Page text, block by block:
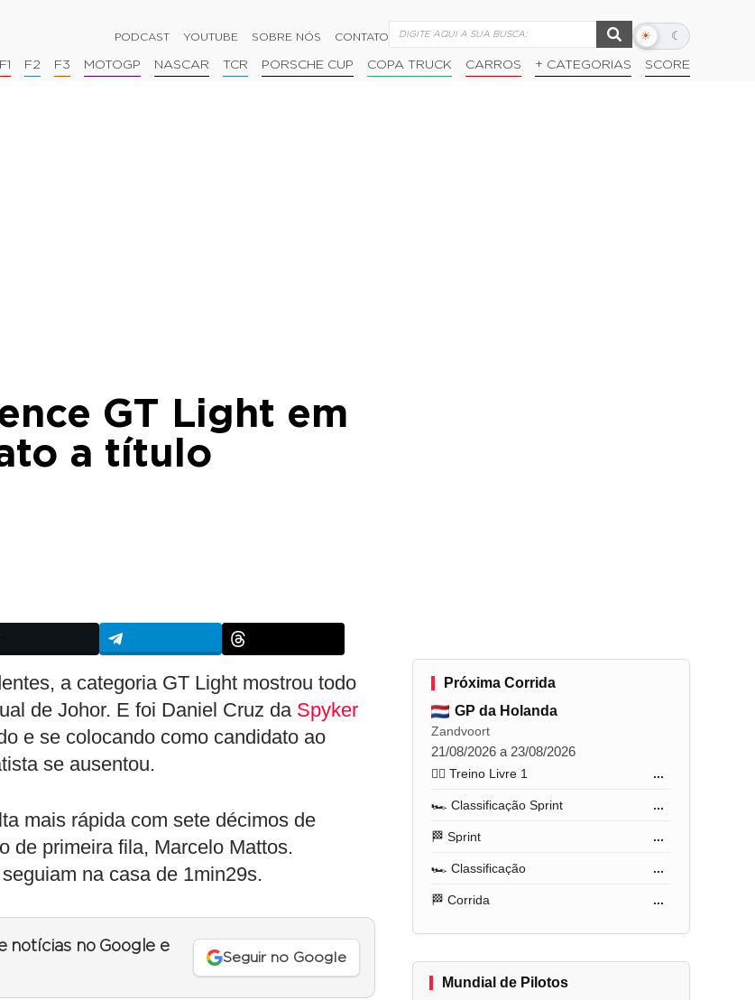
PODCAST YOUTUBE SOBRE NÓS CONTATO ☀ ☾
Alternar
escuro
F1 F2 F3 MOTOGP NASCAR TCR PORSCHE CUP COPA TRUCK CARROS + CATEGORIAS SCORE
GT Light em
a título
a categoria GT Light mostrou todo
de Johor. E foi Daniel Cruz da Spyker
e se colocando como candidato ao
se ausentou.
mais rápida com sete décimos de
de primeira fila, Marcelo Mattos.
na casa de 1min29s.
notícias no Google e
Seguir no Google
Próxima Corrida
GP da Holanda
Zandvoort
21/08/2026 a 23/08/2026
🏋️‍♂️ Treino Livre 1 ...
🏎️ Classificação Sprint ...
🏁 Sprint ...
🏎️ Classificação ...
🏁 Corrida ...
Mundial de Pilotos